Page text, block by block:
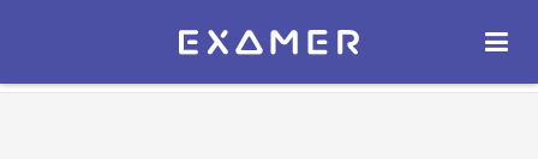
Экзамер — ЕГЭ 2027
ОТКРЫТЬ